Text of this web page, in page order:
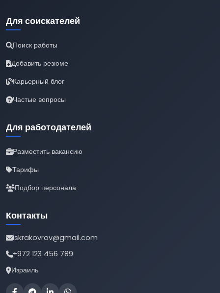
Для соискателей
Поиск работы
Добавить резюме
Карьерный блог
Частые вопросы
Для работодателей
Разместить вакансию
Тарифы
Подбор персонала
Контакты
iskrakovrov@gmail.com
+972 123 456 789
Израиль